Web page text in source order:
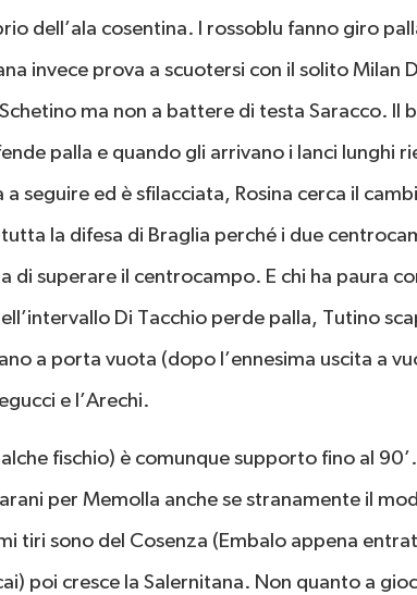
dell’ala cosentina. I rossoblu fanno giro
invece prova a scuotersi con il solito Milan
ma non a battere di testa Saracco. Il
palla e quando gli arrivano i lanci lunghi
seguire ed è sfilacciata, Rosina cerca il
la difesa di Braglia perché i due
di superare il centrocampo. E chi ha paura
Di Tacchio perde palla, Tutino
a porta vuota (dopo l’ennesima uscita a
e l’Arechi.
fischio) è comunque supporto fino al
per Memolla anche se stranamente il
tiri sono del Cosenza (Embalo appena
poi cresce la Salernitana. Non quanto a